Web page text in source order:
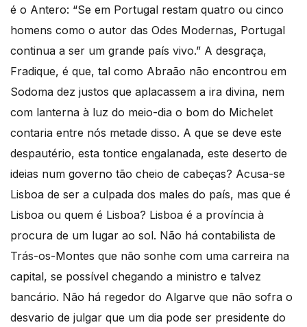
é o Antero: “Se em Portugal restam quatro ou cinco
homens como o autor das Odes Modernas, Portugal
continua a ser um grande país vivo.” A desgraça,
Fradique, é que, tal como Abraão não encontrou em
Sodoma dez justos que aplacassem a ira divina, nem
com lanterna à luz do meio-dia o bom do Michelet
contaria entre nós metade disso. A que se deve este
despautério, esta tontice engalanada, este deserto de
ideias num governo tão cheio de cabeças? Acusa-se
Lisboa de ser a culpada dos males do país, mas que é
Lisboa ou quem é Lisboa? Lisboa é a província à
procura de um lugar ao sol. Não há contabilista de
Trás-os-Montes que não sonhe com uma carreira na
capital, se possível chegando a ministro e talvez
bancário. Não há regedor do Algarve que não sofra o
desvario de julgar que um dia pode ser presidente do